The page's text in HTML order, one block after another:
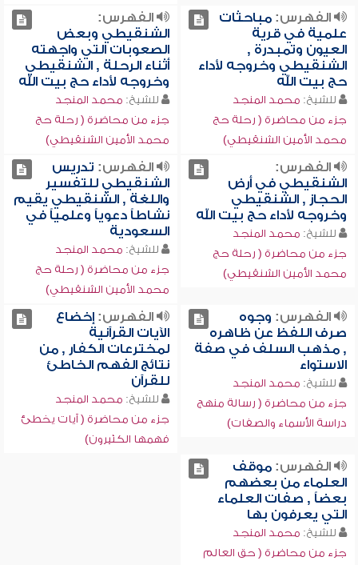
الفهرس:مباحثات
علمية في قرية
العيون وتمبدرة ,
الشنقيطي وخروجه لأداء
حج بيت الله
للشيخ: محمد المنجد
جزء من محاضرة ( رحلة حج
محمد الأمين الشنقيطي)
الفهرس:
الشنقيطي وبعض
الصعوبات التي واجهته
أثناء الرحلة , الشنقيطي
وخروجه لأداء حج بيت الله
للشيخ: محمد المنجد
جزء من محاضرة ( رحلة حج
محمد الأمين الشنقيطي)
الفهرس:
الشنقيطي في أرض
الحجاز , الشنقيطي
وخروجه لأداء حج بيت الله
للشيخ: محمد المنجد
جزء من محاضرة ( رحلة حج
محمد الأمين الشنقيطي)
الفهرس: تدريس
الشنقيطي للتفسير
واللغة , الشنقيطي يقيم
نشاطاً دعوياً وعلمياً في
السعودية
للشيخ: محمد المنجد
جزء من محاضرة ( رحلة حج
محمد الأمين الشنقيطي)
الفهرس: وجوه
صرف اللفظ عن ظاهره
, مذهب السلف في صفة
الاستواء
للشيخ: محمد المنجد
جزء من محاضرة ( رسالة منهج
دراسة الأسماء والصفات)
الفهرس:إخضاع
الآيات القرآنية
لمخترعات الكفار , من
نتائج الفهم الخاطئ
للقرآن
للشيخ: محمد المنجد
جزء من محاضرة ( آيات يخطئ
فهمها الكثيرون)
الفهرس:موقف
العلماء من بعضهم
بعضاً , صفات العلماء
التي يعرفون بها
للشيخ: محمد المنجد
جزء من محاضرة ( حق العالم